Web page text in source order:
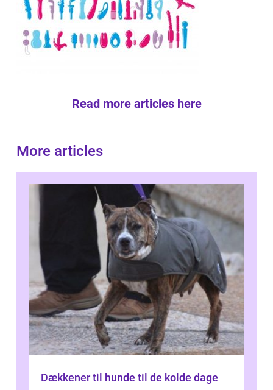
Read more articles here
More articles
Dækkener til hunde til de kolde dage